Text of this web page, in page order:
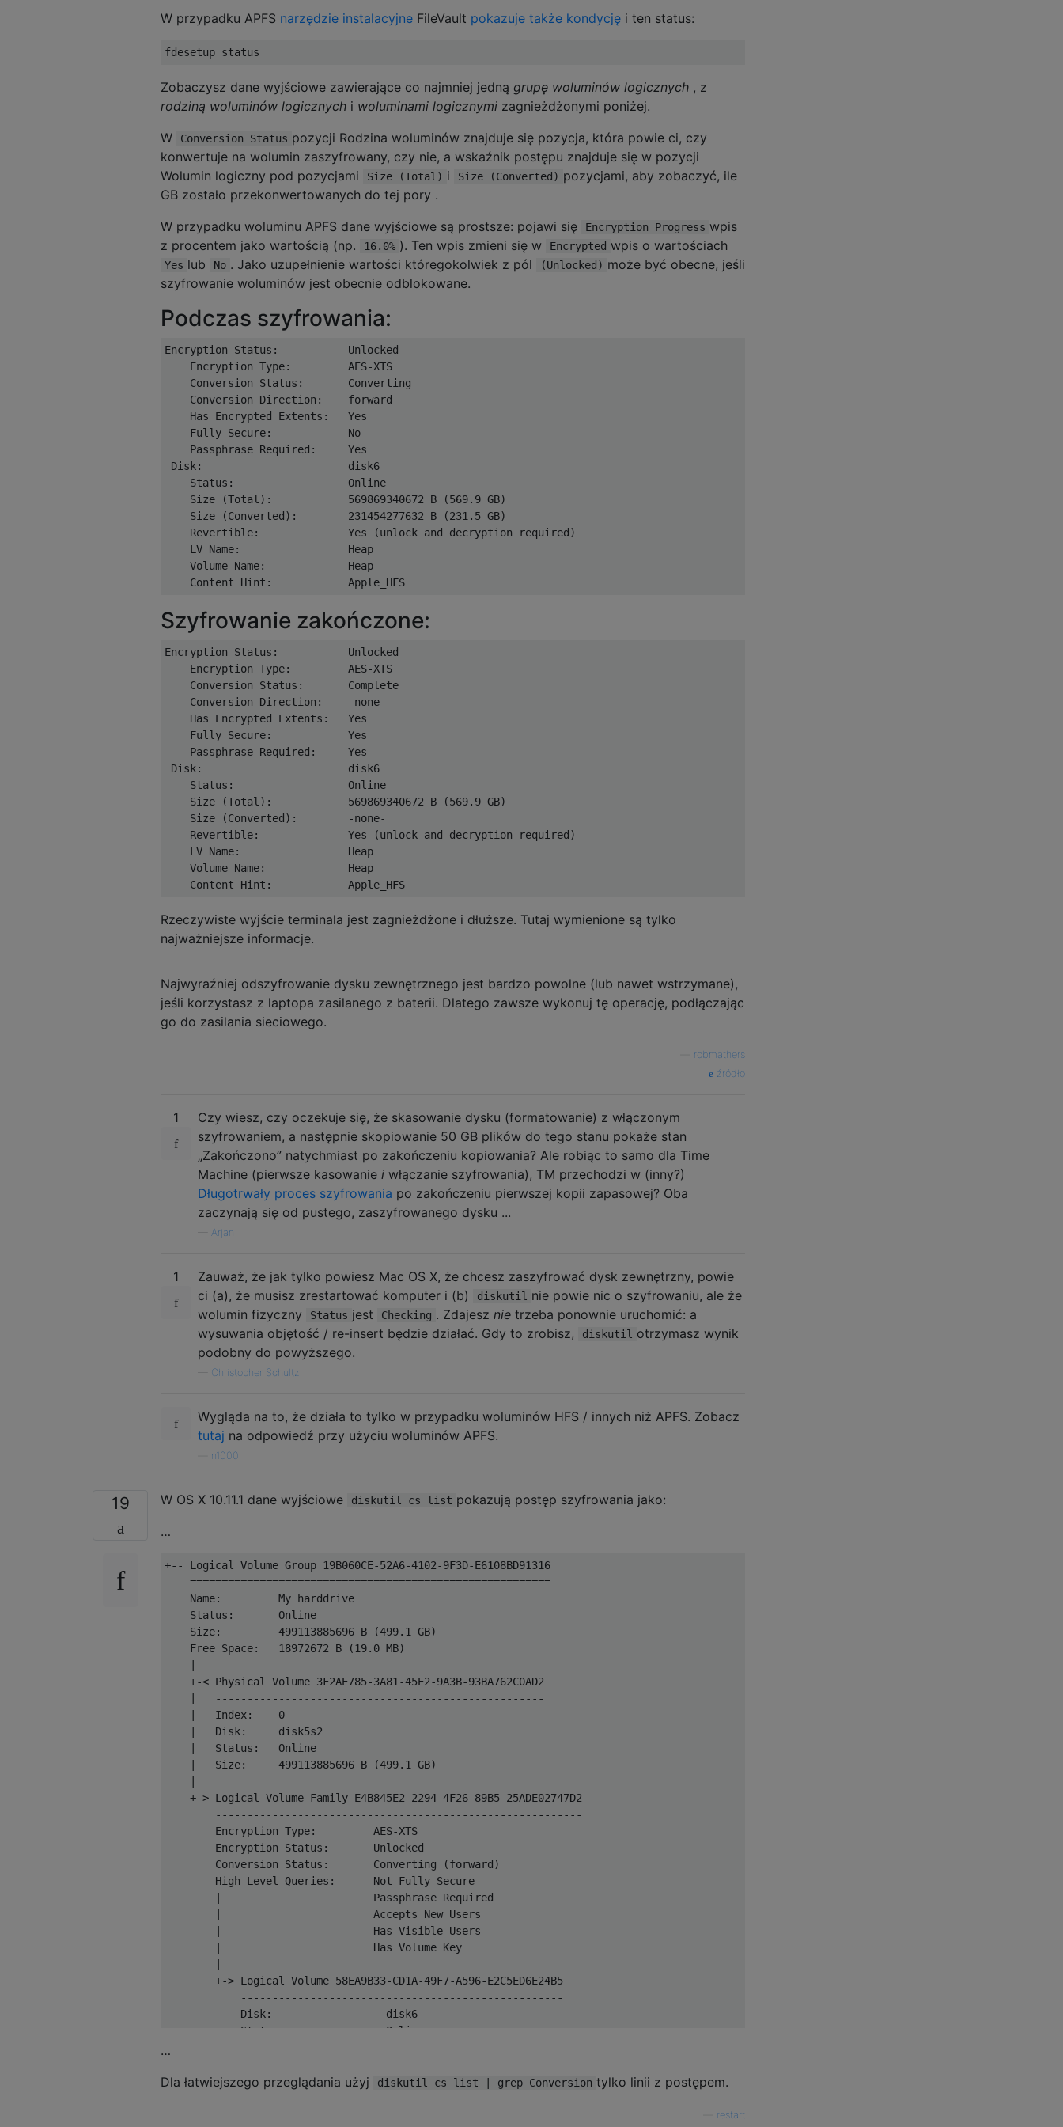
W przypadku APFS narzędzie instalacyjne FileVault pokazuje także kondycję i ten status:
Zobaczysz dane wyjściowe zawierające co najmniej jedną grupę woluminów logicznych , z
rodziną woluminów logicznych i woluminami logicznymi zagnieżdżonymi poniżej.
W
Conversion Status pozycji Rodzina woluminów znajduje się pozycja, która powie ci, czy
konwertuje na wolumin zaszyfrowany, czy nie, a wskaźnik postępu znajduje się w pozycji
Wolumin logiczny pod pozycjami
Size (Total) i Size (Converted) pozycjami, aby zobaczyć, ile
GB zostało przekonwertowanych do tej pory .
W przypadku woluminu APFS dane wyjściowe są prostsze: pojawi się
Encryption Progress wpis
z procentem jako wartością (np.
16.0% ). Ten wpis zmieni się w Encrypted wpis o wartościach
Yes lub No . Jako uzupełnienie wartości któregokolwiek z pól (Unlocked) może być obecne, jeśli
szyfrowanie woluminów jest obecnie odblokowane.
Podczas szyfrowania:
Encryption Status:           Unlocked
    Encryption Type:         AES-XTS
    Conversion Status:       Converting
    Conversion Direction:    forward
    Has Encrypted Extents:   Yes
    Fully Secure:            No
    Passphrase Required:     Yes
Disk:                       disk6
    Status:                  Online
    Size (Total):            569869340672 B (569.9 GB)
    Size (Converted):        231454277632 B (231.5 GB)
    Revertible:              Yes (unlock and decryption required)
    LV Name:                 Heap
    Volume Name:             Heap
Szyfrowanie zakończone:
Encryption Status:           Unlocked
    Encryption Type:         AES-XTS
    Conversion Status:       Complete
    Conversion Direction:    -none-
    Has Encrypted Extents:   Yes
    Fully Secure:            Yes
    Passphrase Required:     Yes
Disk:                       disk6
    Status:                  Online
    Size (Total):            569869340672 B (569.9 GB)
    Size (Converted):        -none-
    Revertible:              Yes (unlock and decryption required)
    LV Name:                 Heap
    Volume Name:             Heap
Rzeczywiste wyjście terminala jest zagnieżdżone i dłuższe. Tutaj wymienione są tylko
najważniejsze informacje.
Najwyraźniej odszyfrowanie dysku zewnętrznego jest bardzo powolne (lub nawet wstrzymane),
jeśli korzystasz z laptopa zasilanego z baterii. Dlatego zawsze wykonuj tę operację, podłączając
go do zasilania sieciowego.
robmathers
źródło
1
Czy wiesz, czy oczekuje się, że skasowanie dysku (formatowanie) z włączonym
szyfrowaniem, a następnie skopiowanie 50 GB plików do tego stanu pokaże stan
„Zakończono” natychmiast po zakończeniu kopiowania? Ale robiąc to samo dla Time
Machine (pierwsze kasowanie i włączanie szyfrowania), TM przechodzi w (inny?)
Długotrwały proces szyfrowania po zakończeniu pierwszej kopii zapasowej? Oba
zaczynają się od pustego, zaszyfrowanego dysku ...
Arjan
1
Zauważ, że jak tylko powiesz Mac OS X, że chcesz zaszyfrować dysk zewnętrzny, powie
ci (a), że musisz zrestartować komputer i (b)
diskutil nie powie nic o szyfrowaniu, ale że
wolumin fizyczny
Status jest Checking . Zdajesz nie trzeba ponownie uruchomić: a
wysuwania objętość / re-insert będzie działać. Gdy to zrobisz,
diskutil otrzymasz wynik
podobny do powyższego.
Christopher Schultz
Wygląda na to, że działa to tylko w przypadku woluminów HFS / innych niż APFS. Zobacz
tutaj na odpowiedź przy użyciu woluminów APFS.
n1000
19 W OS X 10.11.1 dane wyjściowe diskutil cs list pokazują postęp szyfrowania jako:
…
+-- Logical Volume Group 19B060CE-52A6-4102-9F3D-E6108BD91316
    =========================================================
    Name:         My harddrive
    Status:       Online
    Size:         499113885696 B (499.1 GB)
    Free Space:   18972672 B (19.0 MB)
    |
    +-< Physical Volume 3F2AE785-3A81-45E2-9A3B-93BA762C0AD2
    |   ----------------------------------------------------
    |   Index:    0
    |   Disk:     disk5s2
    |   Status:   Online
    |   Size:     499113885696 B (499.1 GB)
    |
    +-> Logical Volume Family E4B845E2-2294-4F26-89B5-25ADE02747D2
        ----------------------------------------------------------
        Encryption Type:         AES-XTS
        Encryption Status:       Unlocked
        Conversion Status:       Converting (forward)
        High Level Queries:      Not Fully Secure
        |                        Passphrase Required
        |                        Accepts New Users
        |                        Has Visible Users
        |                        Has Volume Key
        |
        +-> Logical Volume 58EA9B33-CD1A-49F7-A596-E2C5ED6E24B5
            ---------------------------------------------------
            Disk:                  disk6
            Status:                Online
            Revertible:            Yes (unlock and decryption required)
…
Dla łatwiejszego przeglądania użyj
diskutil cs list | grep Conversion tylko linii z postępem.
restart